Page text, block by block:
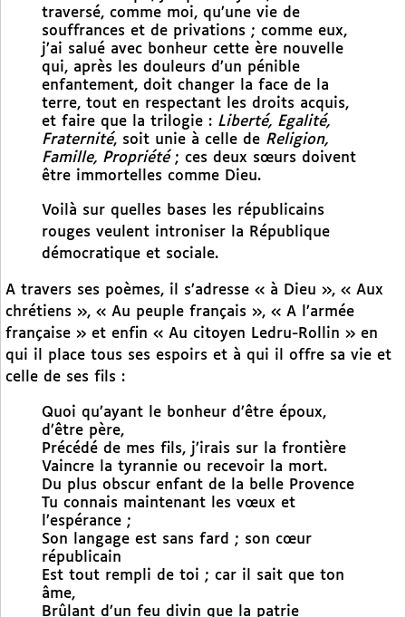
traversé, comme moi, qu’une vie de
souffrances et de privations ; comme eux,
j’ai salué avec bonheur cette ère nouvelle
qui, après les douleurs d’un pénible
enfantement, doit changer la face de la
terre, tout en respectant les droits acquis,
et faire que la trilogie : Liberté, Egalité,
Fraternité, soit unie à celle de Religion,
Famille, Propriété; ces deux sœurs doivent
être immortelles comme Dieu.
Voilà sur quelles bases les républicains
rouges veulent introniser la République
démocratique et sociale.
A travers ses poèmes, il s’adresse « à Dieu », « Aux
chrétiens », « Au peuple français », « A l’armée
française » et enfin « Au citoyen Ledru-Rollin » en
qui il place tous ses espoirs et à qui il offre sa vie et
celle de ses fils :
Quoi qu’ayant le bonheur d’être époux,
d’être père,
Précédé de mes fils, j’irais sur la frontière
Vaincre la tyrannie ou recevoir la mort.
Du plus obscur enfant de la belle Provence
Tu connais maintenant les vœux et
l’espérance ;
Son langage est sans fard ; son cœur
républicain
Est tout rempli de toi ; car il sait que ton
âme,
Brûlant d’un feu divin que la patrie